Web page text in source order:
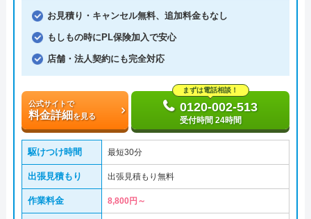
お見積り・キャンセル無料、追加料金もなし
もしもの時にPL保険加入で安心
店舗・法人契約にも完全対応
公式サイトで
料金詳細を見る
まずは電話相談！
0120-002-513
受付時間 24時間
駆けつけ時間 最短30分
出張見積もり 出張見積もり無料
作業料金 8,800円～